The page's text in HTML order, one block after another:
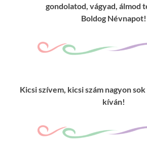
gondolatod, vágyad, álmod
Boldog Névnapot!
Kicsi szívem, kicsi szám nagyon
kíván!